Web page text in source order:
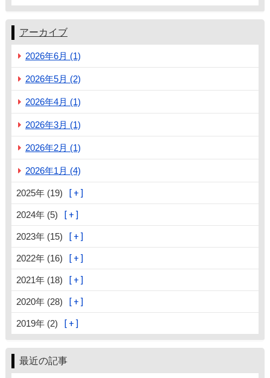
アーカイブ
2026年6月 (1)
2026年5月 (2)
2026年4月 (1)
2026年3月 (1)
2026年2月 (1)
2026年1月 (4)
2025年 (19)
2024年 (5)
2023年 (15)
2022年 (16)
2021年 (18)
2020年 (28)
2019年 (2)
最近の記事